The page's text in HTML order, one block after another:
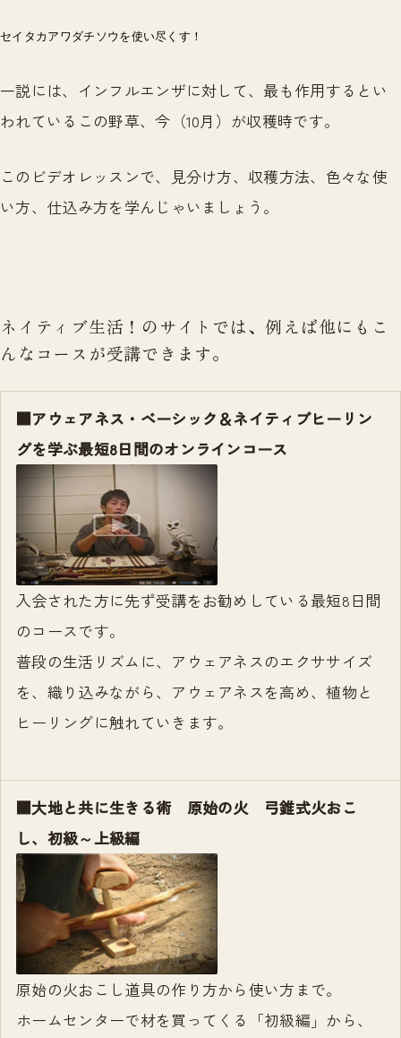
セイタカアワダチソウを使い尽くす！
一説には、インフルエンザに対して、最も作用するとい
われているこの野草、今（10月）が収穫時です。
このビデオレッスンで、見分け方、収穫方法、色々な使
い方、仕込み方を学んじゃいましょう。
ネイティブ生活！のサイトでは、例えば他にもこ
んなコースが受講できます。
■アウェアネス・ベーシック＆ネイティブヒーリン
グを学ぶ最短8日間のオンラインコース
入会された方に先ず受講をお勧めしている最短8日間
のコースです。
普段の生活リズムに、アウェアネスのエクササイズ
を、織り込みながら、アウェアネスを高め、植物と
ヒーリングに触れていきます。
■大地と共に生きる術 原始の火 弓錐式火おこ
し、初級～上級編
原始の火おこし道具の作り方から使い方まで。
ホームセンターで材を買ってくる「初級編」から、